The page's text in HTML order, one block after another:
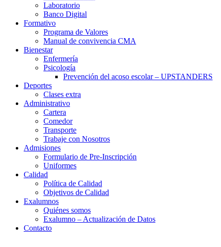
Laboratorio
Banco Digital
Formativo
Programa de Valores
Manual de convivencia CMA
Bienestar
Enfermería
Psicología
Prevención del acoso escolar – UPSTANDERS
Deportes
Clases extra
Administrativo
Cartera
Comedor
Transporte
Trabaje con Nosotros
Admisiones
Formulario de Pre-Inscripción
Uniformes
Calidad
Política de Calidad
Objetivos de Calidad
Exalumnos
Quiénes somos
Exalumno – Actualización de Datos
Contacto